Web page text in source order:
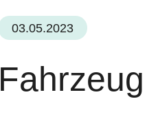
03.05.2023